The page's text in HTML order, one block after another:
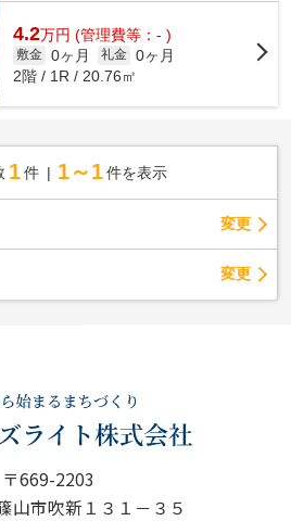
4.2万円 (管理費等：- )
敷金 0ヶ月 礼金 0ヶ月
2階 / 1R / 20.76㎡
1 件 1～1 件を表示
変更
変更
〒669-2203
山市吹新１３１－３５